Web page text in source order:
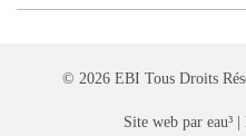
© 2026 EBI Tous Droits
Site web par eau³